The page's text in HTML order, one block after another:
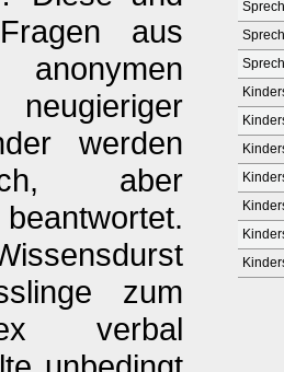
aus
werden
aber
zum
verbal